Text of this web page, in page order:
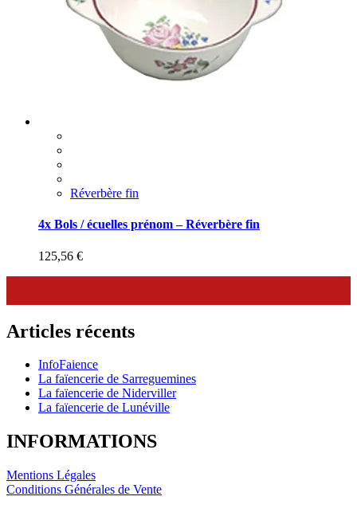
Réverbère fin
4x Bols / écuelles prénom – Réverbère fin
125,56 €
Articles récents
InfoFaience
La faïencerie de Sarreguemines
La faïencerie de Niderviller
La faïencerie de Lunéville
INFORMATIONS
Mentions Légales
Conditions Générales de Vente